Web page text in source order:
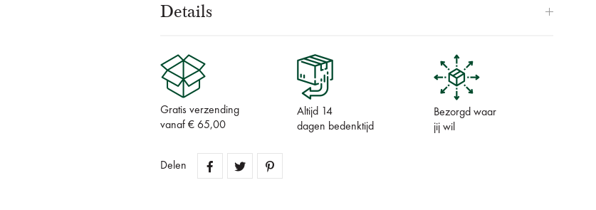
Details
Gratis verzending
vanaf € 65,00
Altijd 14
dagen bedenktijd
Bezorgd waar
jij wil
Delen